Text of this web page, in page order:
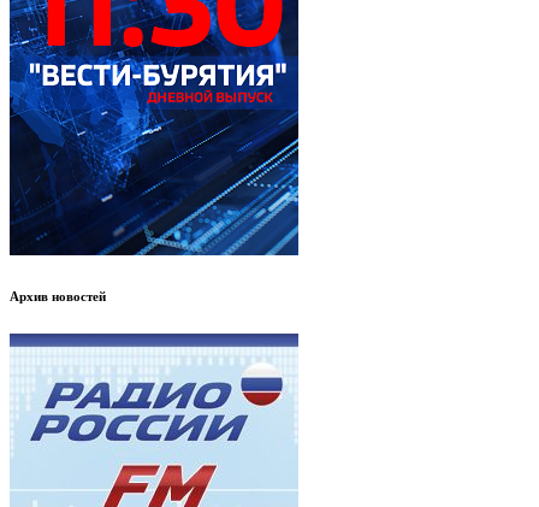
Архив новостей